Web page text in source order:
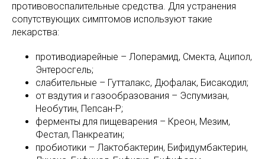
противовоспалительные средства. Для устранения
сопутствующих симптомов используют такие
лекарства:
противодиарейные – Лоперамид, Смекта, Аципол,
Энтеросгель;
слабительные – Гутталакс, Дюфалак, Бисакодил;
от вздутия и газообразования – Эспумизан,
Необутин, Пепсан-Р;
ферменты для пищеварения – Креон, Мезим,
Фестал, Панкреатин;
пробиотики – Лактобактерин, Бифидумбактерин,